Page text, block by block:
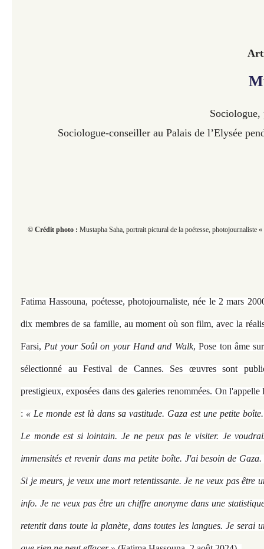
Sociologue,
Sociologue-conseiller au Palais de l’Elysée
​​​​​© Crédit photo : Mustapha Saha, portrait pictural de la poétesse, photojournaliste
Fatima Hassouna, poétesse, photojournaliste, née le 2 mars
dix membres de sa famille, au moment où son film, avec la
Farsi, Put your Soûl on your Hand and Walk, Pose ton âme
sélectionné au Festival de Cannes. Ses œuvres sont
prestigieux, exposées dans des galeries renommées. On
: « Le monde est là dans sa vastitude. Gaza est une petite
Le monde est si lointain. Je ne peux pas le visiter. Je
immensités et revenir dans ma petite boîte. J'ai besoin de
Si je meurs, je veux une mort retentissante. Je ne veux pas être
info. Je ne veux pas être un chiffre anonyme dans une
retentit dans toute la planète, dans toutes les langues. Je serai